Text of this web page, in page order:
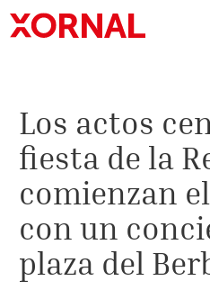
Los actos
fiesta de la
comienzan
con un
plaza del